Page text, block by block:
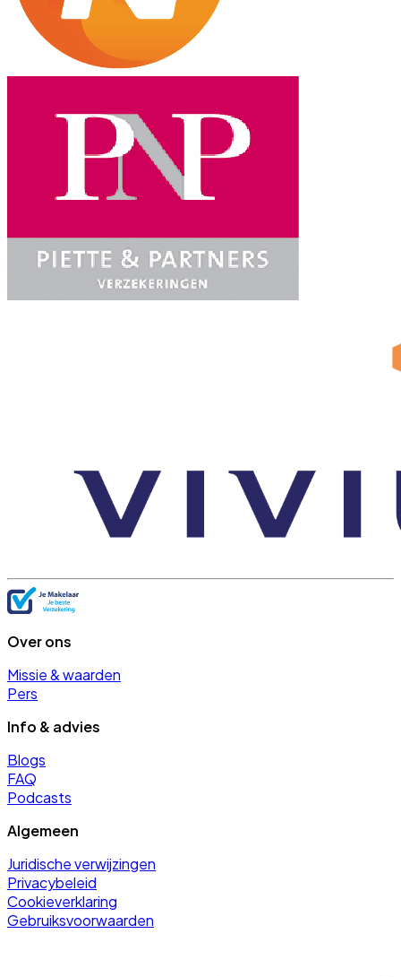
Over ons
Missie & waarden
Pers
Info & advies
Blogs
FAQ
Podcasts
Algemeen
Juridische verwijzingen
Privacybeleid
Cookieverklaring
Gebruiksvoorwaarden